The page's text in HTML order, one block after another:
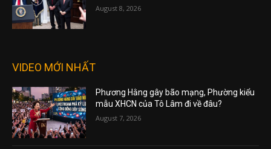
August 8, 2026
VIDEO MỚI NHẤT
Phương Hằng gây bão mạng, Phường kiểu
mẫu XHCN của Tô Lâm đi về đâu?
August 7, 2026